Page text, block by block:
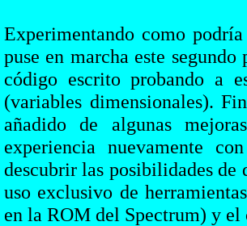
Experimentando como
puse en marcha este
código escrito probando a
(variables dimensionales).
añadido de algunas
experiencia nuevamente
descubrir las posibilidades
uso exclusivo de
en la ROM del Spectrum) y